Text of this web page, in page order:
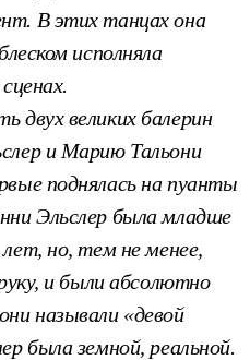
В этих танцах она
исполняла
двух великих балерин
и Марию Тальони
поднялась на пуанты
Эльслер была младше
но, тем не менее,
и были абсолютно
называли «девой
была земной, реальной.